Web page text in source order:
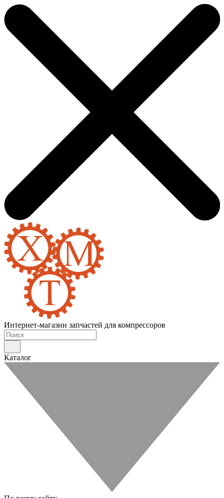
Интернет-магазин запчастей для компрессоров
Каталог